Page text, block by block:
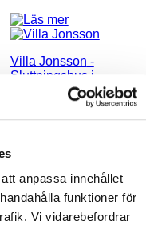
anpassa innehållet
funktioner för
Vi vidarebefordrar
Villa Jonsson -
Sluttningshus i
modern och
avskalad stil i
både exteriör